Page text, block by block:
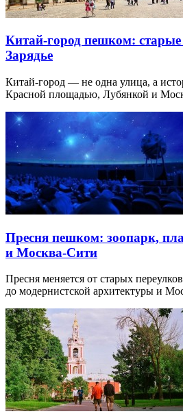
Китай-город пешком:
Зарядье
Китай-город — не одна улица, а
Красной площадью, Лубянкой и
Пресня пешком: зоопарк,
и Москва-Сити
Пресня меняется от старых
до модернистской архитектуры и